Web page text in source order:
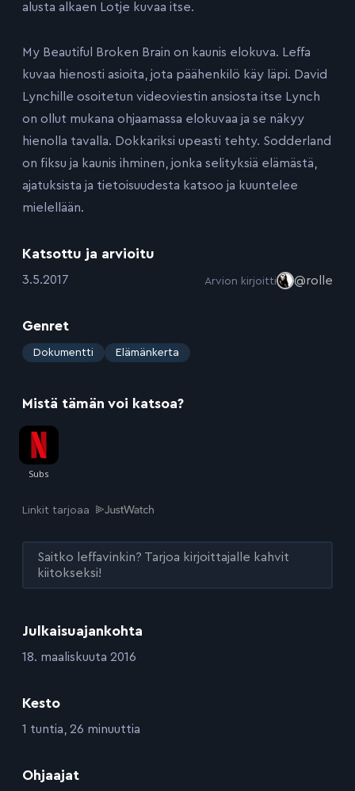
Julkaisuajankohta
:18. maaliskuuta 2016
Kesto
:1 tuntia, 26 minuuttia
Ohjaajat
alusta alkaen Lotje kuvaa itse.
My Beautiful Broken Brain on kaunis elokuva. Leffa
kuvaa hienosti asioita, jota päähenkilö käy läpi. David
Lynchille osoitetun videoviestin ansiosta itse Lynch
on ollut mukana ohjaamassa elokuvaa ja se näkyy
hienolla tavalla. Dokkariksi upeasti tehty. Sodderland
on fiksu ja kaunis ihminen, jonka selityksiä elämästä,
ajatuksista ja tietoisuudesta katsoo ja kuuntelee
mielellään.
Katsottu ja arvioitu
:3.5.2017 Arvion kirjoitti @rolle
Genret
: Dokumentti Elämänkerta
Mistä tämän voi katsoa?
Linkit tarjoaa
Saitko leffavinkin? Tarjoa kirjoittajalle kahvit
kiitokseksi!